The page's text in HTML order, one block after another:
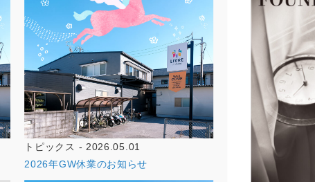
トピックス - 2026.05.01
2026年GW休業のお知らせ